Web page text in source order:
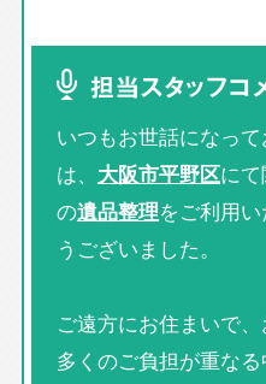
担当スタッフコ
いつもお世話になっ
は、 大阪市平野区に
の遺品整理をご利用
うございました。
ご遠方にお住まいで
多くのご負担が重なる